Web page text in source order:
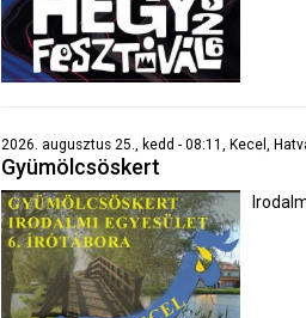
2026. augusztus 25., kedd - 08:11, Kecel,
Gyümölcsöskert